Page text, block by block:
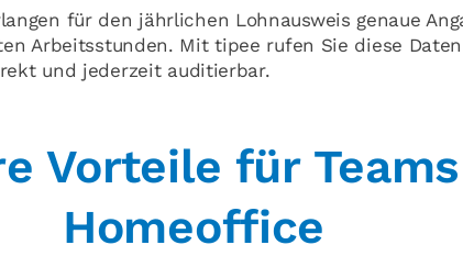
für den jährlichen Lohnausweis genaue
Arbeitsstunden. Mit tipee rufen Sie diese
und jederzeit auditierbar.
Vorteile für
Homeoffice